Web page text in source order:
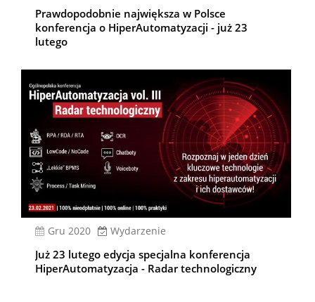
Prawdopodobnie największa w Polsce
konferencja o HiperAutomatyzacji - już 23
lutego
gru 2020 Wydarzenie
Już 23 lutego edycja specjalna konferencja
HiperAutomatyzacja - Radar technologiczny